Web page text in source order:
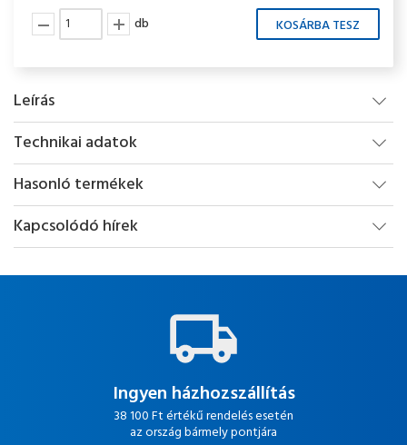
db
Leírás
Technikai adatok
Hasonló termékek
Kapcsolódó hírek
Ingyen házhozszállítás
38 100 Ft értékű rendelés esetén
az ország bármely pontjára